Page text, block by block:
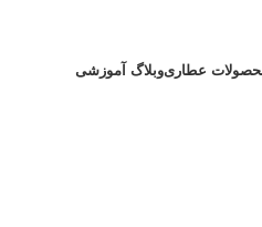
عطاریوبلاگ آموزشی